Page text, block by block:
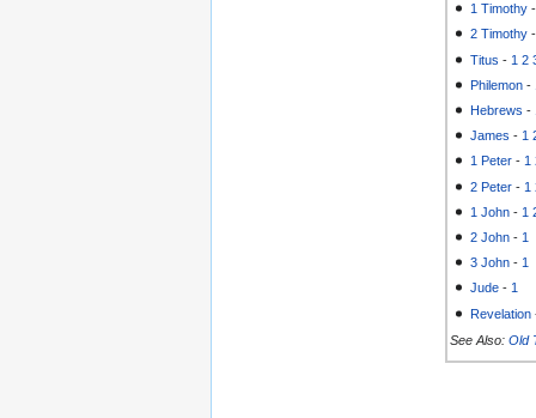
1 Timothy
2 Timothy
Titus - 1 2
Philemon -
Hebrews -
James - 1
1 Peter -1
2 Peter - 1
1 John - 1
2 John - 1
3 John - 1
Jude -1
Revelation
See Also: Old